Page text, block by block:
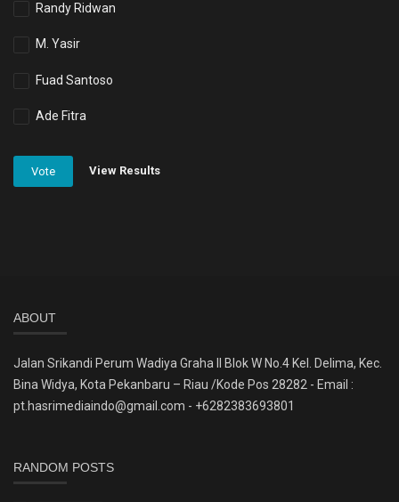
Randy Ridwan
M. Yasir
Fuad Santoso
Ade Fitra
Vote View Results
ABOUT
Jalan Srikandi Perum Wadiya Graha II Blok W No.4 Kel. Delima, Kec.
Bina Widya, Kota Pekanbaru – Riau /Kode Pos 28282 - Email :
pt.hasrimediaindo@gmail.com - +6282383693801
RANDOM POSTS